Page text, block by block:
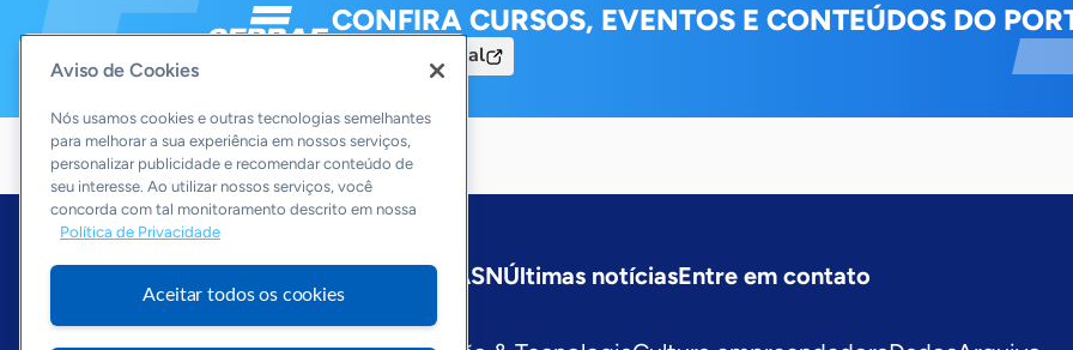
CONFIRA CURSOS, EVENTOS E CONTEÚDOS DO
Acesse o Portal
Sobre a ASNÚltimas notíciasEntre em contato
Editorias
Aviso de Cookies
Nós usamos cookies e outras tecnologias semelhantes
para melhorar a sua experiência em nossos serviços,
personalizar publicidade e recomendar conteúdo de
seu interesse. Ao utilizar nossos serviços, você
concorda com tal monitoramento descrito em nossa
Política de Privacidade
Aceitar todos os cookies